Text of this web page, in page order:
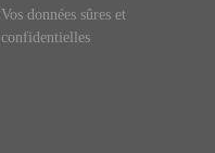
Vos données sûres et
confidentielles